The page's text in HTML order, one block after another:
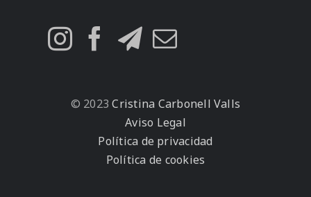
© 2023 Cristina Carbonell Valls
Aviso Legal
Política de privacidad
Política de cookies